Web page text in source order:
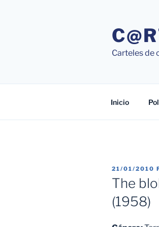
Carteles de
Inicio
PUBLICADO
EL
21/01/2010
The
(1958)